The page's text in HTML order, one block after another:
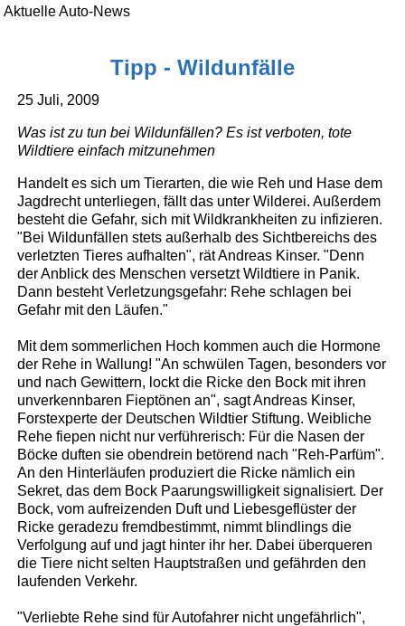
Aktuelle Auto-News
Tipp - Wildunfälle
25 Juli, 2009
Was ist zu tun bei Wildunfällen? Es ist verboten, tote
Wildtiere einfach mitzunehmen
Handelt es sich um Tierarten, die wie Reh und Hase dem
Jagdrecht unterliegen, fällt das unter Wilderei. Außerdem
besteht die Gefahr, sich mit Wildkrankheiten zu infizieren.
"Bei Wildunfällen stets außerhalb des Sichtbereichs des
verletzten Tieres aufhalten", rät Andreas Kinser. "Denn
der Anblick des Menschen versetzt Wildtiere in Panik.
Dann besteht Verletzungsgefahr: Rehe schlagen bei
Gefahr mit den Läufen."
Mit dem sommerlichen Hoch kommen auch die Hormone
der Rehe in Wallung! "An schwülen Tagen, besonders vor
und nach Gewittern, lockt die Ricke den Bock mit ihren
unverkennbaren Fieptönen an", sagt Andreas Kinser,
Forstexperte der Deutschen Wildtier Stiftung. Weibliche
Rehe fiepen nicht nur verführerisch: Für die Nasen der
Böcke duften sie obendrein betörend nach "Reh-Parfüm".
An den Hinterläufen produziert die Ricke nämlich ein
Sekret, das dem Bock Paarungswilligkeit signalisiert. Der
Bock, vom aufreizenden Duft und Liebesgeflüster der
Ricke geradezu fremdbestimmt, nimmt blindlings die
Verfolgung auf und jagt hinter ihr her. Dabei überqueren
die Tiere nicht selten Hauptstraßen und gefährden den
laufenden Verkehr.
"Verliebte Rehe sind für Autofahrer nicht ungefährlich",